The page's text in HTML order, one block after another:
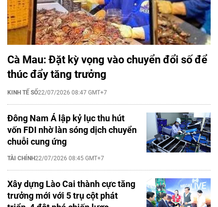
Cà Mau: Đặt kỳ vọng vào chuyển đổi số để
thúc đẩy tăng trưởng
KINH TẾ SỐ22/07/2026 08:47 GMT+7
Đông Nam Á lập kỷ lục thu hút
vốn FDI nhờ làn sóng dịch chuyển
chuỗi cung ứng
TÀI CHÍNH22/07/2026 08:45 GMT+7
Xây dựng Lào Cai thành cực tăng
trưởng mới với 5 trụ cột phát